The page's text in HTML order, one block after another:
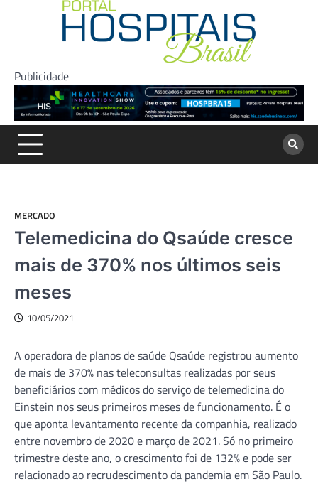
Publicidade
MERCADO
Telemedicina do Qsaúde cresce
mais de 370% nos últimos seis
meses
10/05/2021
A operadora de planos de saúde Qsaúde registrou aumento
de mais de 370% nas teleconsultas realizadas por seus
beneficiários com médicos do serviço de telemedicina do
Einstein nos seus primeiros meses de funcionamento. É o
que aponta levantamento recente da companhia, realizado
entre novembro de 2020 e março de 2021. Só no primeiro
trimestre deste ano, o crescimento foi de 132% e pode ser
relacionado ao recrudescimento da pandemia em São Paulo.